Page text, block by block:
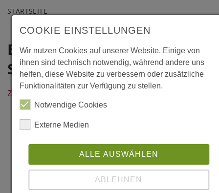
STARTSEITE
Elverum, Norsk
Skogsbruksmuseum
Zurück
Lage
Elverum,
Norsk
Elverum
Fylke Innlandet
COOKIE EINSTELLUNGEN
Wir nutzen Cookies auf unserer Website. Einige von
ihnen sind technisch notwendig, während andere uns
helfen, diese Website zu verbessern oder zusätzliche
Funktionalitäten zur Verfügung zu stellen.
Notwendige Cookies
Externe Medien
ALLE AUSWÄHLEN
ABLEHNEN